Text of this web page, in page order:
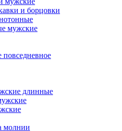
и борцовки
мужские
длинные
молнии